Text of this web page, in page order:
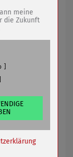
(Wenko-
/ SPAM
(Wenko-
der Besucher
Cookies.
meine
die Zukunft